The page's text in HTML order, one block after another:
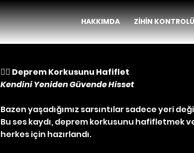
HAKKIMDA ZİHİN
🧘‍♀️ Deprem Korkusunu Hafiflet
Kendini Yeniden Güvende Hisset
Bazen yaşadığımız sarsıntılar sadece yeri
Bu ses kaydı, deprem korkusunu hafifletmek
herkes için hazırlandı.